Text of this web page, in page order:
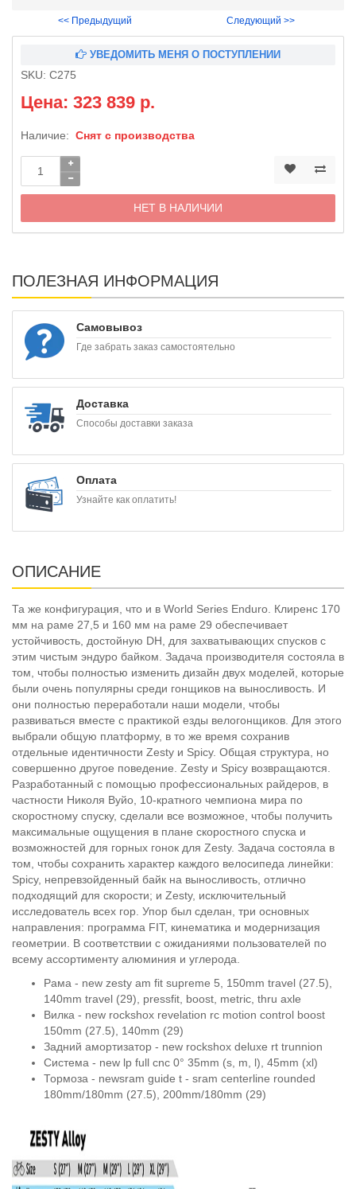
<< Предыдущий Следующий >>
УВЕДОМИТЬ МЕНЯ О ПОСТУПЛЕНИИ
SKU: C275
Цена: 323 839 р.
Наличие: Снят с производства
НЕТ В НАЛИЧИИ
ПОЛЕЗНАЯ ИНФОРМАЦИЯ
Самовывоз
Где забрать заказ самостоятельно
Доставка
Способы доставки заказа
Оплата
Узнайте как оплатить!
ОПИСАНИЕ
Та же конфигурация, что и в World Series Enduro. Клиренс 170
мм на раме 27,5 и 160 мм на раме 29 обеспечивает
устойчивость, достойную DH, для захватывающих спусков с
этим чистым эндуро байком. Задача производителя состояла в
том, чтобы полностью изменить дизайн двух моделей, которые
были очень популярны среди гонщиков на выносливость. И
они полностью переработали наши модели, чтобы
развиваться вместе с практикой езды велогонщиков. Для этого
выбрали общую платформу, в то же время сохранив
отдельные идентичности Zesty и Spicy. Общая структура, но
совершенно другое поведение. Zesty и Spicy возвращаются.
Разработанный с помощью профессиональных райдеров, в
частности Николя Вуйо, 10-кратного чемпиона мира по
скоростному спуску, сделали все возможное, чтобы получить
максимальные ощущения в плане скоростного спуска и
возможностей для горных гонок для Zesty. Задача состояла в
том, чтобы сохранить характер каждого велосипеда линейки:
Spicy, непревзойденный байк на выносливость, отлично
подходящий для скорости; и Zesty, исключительный
исследователь всех гор. Упор был сделан, три основных
направления: программа FIT, кинематика и модернизация
геометрии. В соответствии с ожиданиями пользователей по
всему ассортименту алюминия и углерода.
Рама - new zesty am fit supreme 5, 150mm travel (27.5),
140mm travel (29), pressfit, boost, metric, thru axle
Вилка - new rockshox revelation rc motion control boost
150mm (27.5), 140mm (29)
Задний амортизатор - new rockshox deluxe rt trunnion
Система - new lp full cnc 0° 35mm (s, m, l), 45mm (xl)
Тормоза - newsram guide t - sram centerline rounded
180mm/180mm (27.5), 200mm/180mm (29)